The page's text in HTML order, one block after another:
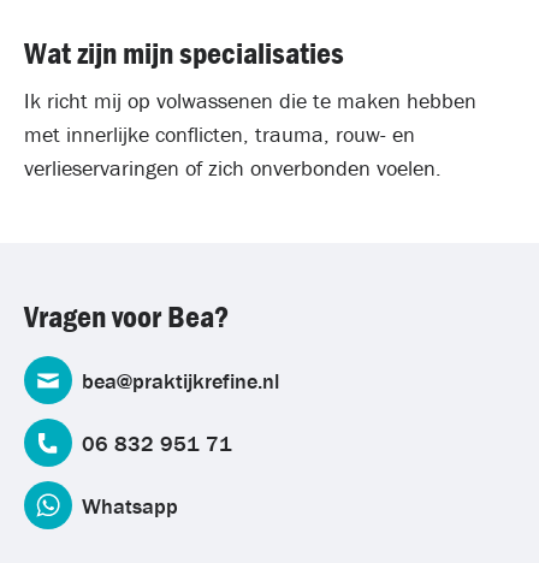
Wat zijn mijn specialisaties
Ik richt mij op volwassenen die te maken hebben
met innerlijke conflicten, trauma, rouw- en
verlieservaringen of zich onverbonden voelen.
Vragen voor Bea?
bea@praktijkrefine.nl
06 832 951 71
Whatsapp